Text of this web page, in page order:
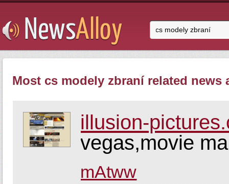
Most cs modely zbraní related news
illusion-
vegas,movie
mAtww